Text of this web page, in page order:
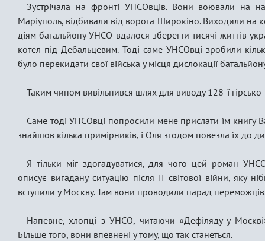
Зустрічала на фронті УНСОвців. Вони воювали на
Маріуполь, відбивали від ворога Широкіно. Виходили на
діям батальйону УНСО вдалося зберегти тисячі життів
котел під Дебальцевим. Тоді саме УНСОвці зробили
було перекидати свої війська у місця дислокації
Таким чином вивільнився шлях для виводу 128-ї
Саме тоді УНСОвці попросили мене прислати їм книгу
знайшов кілька примірників, і Оля згодом повезла їх до
Я тільки міг здогадуватися, для чого цей роман
описує вигадану ситуацію після ІІ світової війни, яку
вступили у Москву. Там вони проводили парад
Напевне, хлопці з УНСО, читаючи «Дефіляду у
Більше того, вони впевнені у тому, що так станеться.